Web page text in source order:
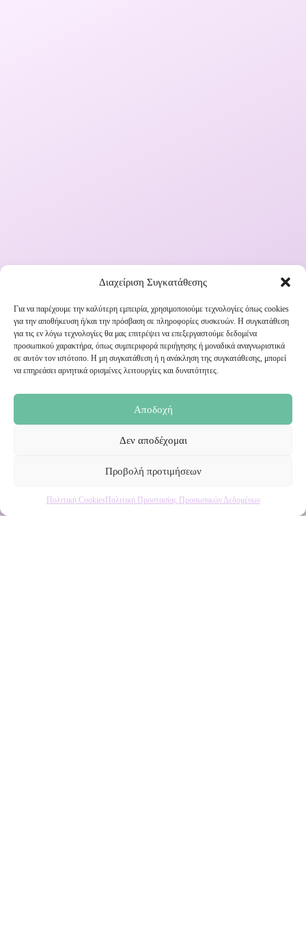
Διαχείριση Συγκατάθεσης
Για να παρέχουμε την καλύτερη εμπειρία, χρησιμοποιούμε τεχνολογίες όπως cookies
για την αποθήκευση ή/και την πρόσβαση σε πληροφορίες συσκευών. Η συγκατάθεση
για τις εν λόγω τεχνολογίες θα μας επιτρέψει να επεξεργαστούμε δεδομένα
προσωπικού χαρακτήρα, όπως συμπεριφορά περιήγησης ή μοναδικά αναγνωριστικά
σε αυτόν τον ιστότοπο. Η μη συγκατάθεση ή η ανάκληση της συγκατάθεσης, μπορεί
να επηρεάσει αρνητικά ορισμένες λειτουργίες και δυνατότητες.
Αποδοχή
Δεν αποδέχομαι
Προβολή προτιμήσεων
Πολιτική Cookies Πολιτική Προστασίας Προσωπικών Δεδομένων
Εγγραφή στο Newsletter μας
Ενημερωθείτε πρώτοι για εκπτώσεις και αποκλειστικές